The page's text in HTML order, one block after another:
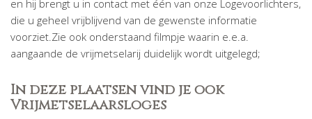
en hij brengt u in contact met één van onze Logevoorlichters,
die u geheel vrijblijvend van de gewenste informatie
voorziet.Zie ook onderstaand filmpje waarin e.e.a.
aangaande de vrijmetselarij duidelijk wordt uitgelegd;
In deze plaatsen vind je ook
Vrijmetselaarsloges